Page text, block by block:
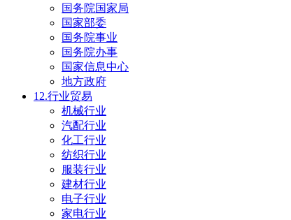
国务院国家局
国家部委
国务院事业
国务院办事
国家信息中心
地方政府
12.行业贸易
机械行业
汽配行业
化工行业
纺织行业
服装行业
建材行业
电子行业
家电行业